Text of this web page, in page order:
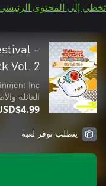
تخطي إلى المحتوى
-
Vol. 2
Inc.
العائلة
يتطلب توفر لعبة